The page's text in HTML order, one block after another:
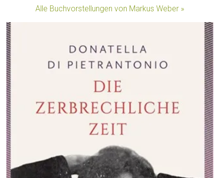
Alle Buchvorstellungen von Markus Weber »